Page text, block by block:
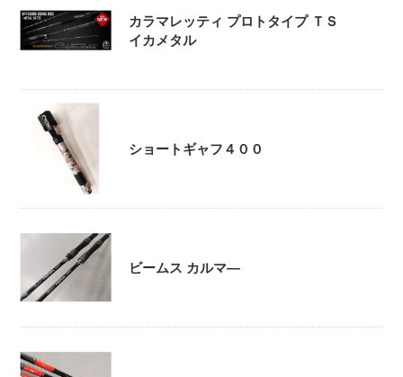
カラマレッティ プロトタイプ ＴＳ
イカメタル
ショートギャフ４００
ビームス カルマ―